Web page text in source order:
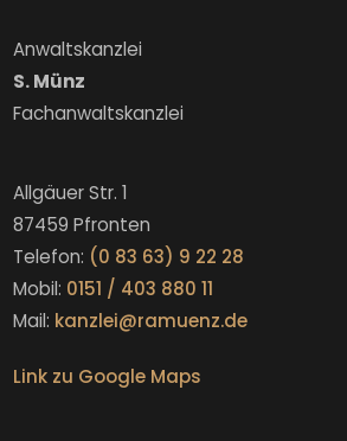
Anwaltskanzlei
S. Münz
Fachanwaltskanzlei
Allgäuer Str. 1
87459 Pfronten
Telefon: (0 83 63) 9 22 28
Mobil: 0151 / 403 880 11
Mail: kanzlei@ramuenz.de
Link zu Google Maps